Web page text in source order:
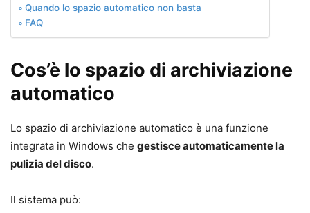
Quando lo spazio automatico non basta
FAQ
Cos’è lo spazio di archiviazione
automatico
Lo spazio di archiviazione automatico è una funzione
integrata in Windows che gestisce automaticamente la
pulizia del disco.
Il sistema può: